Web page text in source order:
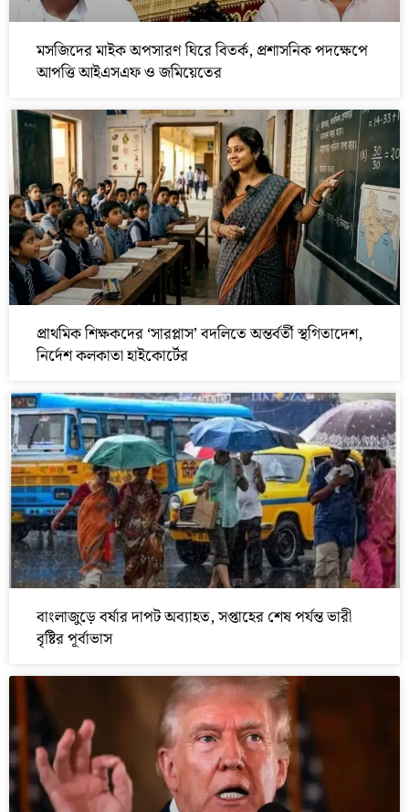
মসজিদের মাইক অপসারণ ঘিরে বিতর্ক, প্রশাসনিক পদক্ষেপে
আপত্তি আইএসএফ ও জমিয়েতের
প্রাথমিক শিক্ষকদের ‘সারপ্লাস’ বদলিতে অন্তর্বর্তী স্থগিতাদেশ,
নির্দেশ কলকাতা হাইকোর্টের
বাংলাজুড়ে বর্ষার দাপট অব্যাহত, সপ্তাহের শেষ পর্যন্ত ভারী
বৃষ্টির পূর্বাভাস